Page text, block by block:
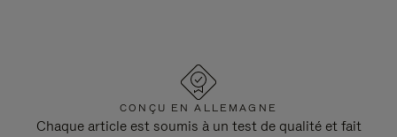
CONÇU EN ALLEMAGNE
Chaque article est soumis à un test de qualité et fait